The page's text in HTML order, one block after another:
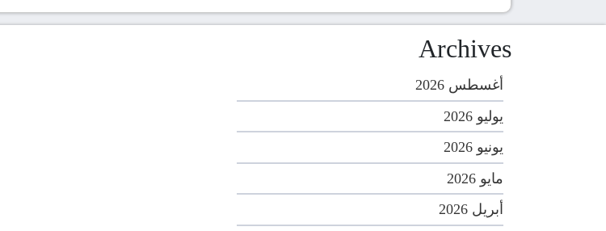
Archives
أغسطس 2026
يوليو 2026
يونيو 2026
مايو 2026
أبريل 2026